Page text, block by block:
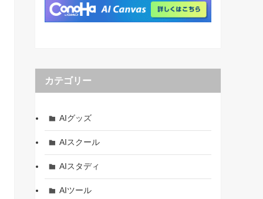
カテゴリー
AIグッズ
AIスクール
AIスタディ
AIツール